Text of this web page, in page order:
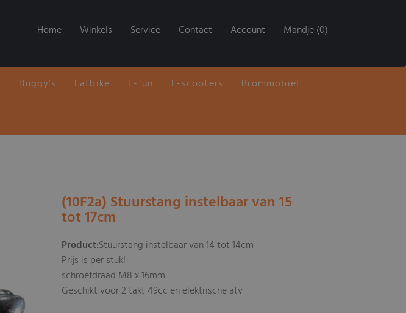
Home Winkels Service Contact Account Mandje (0)
Buggy's Fatbike E-fun E-scooters Brommobiel
(10F2a) Stuurstang instelbaar van 15
tot 17cm
Product:Stuurstang instelbaar van 14 tot 14cm
Prijs is per stuk!
schroefdraad M8 x 16mm
Geschikt voor 2 takt 49cc en elektrische atv